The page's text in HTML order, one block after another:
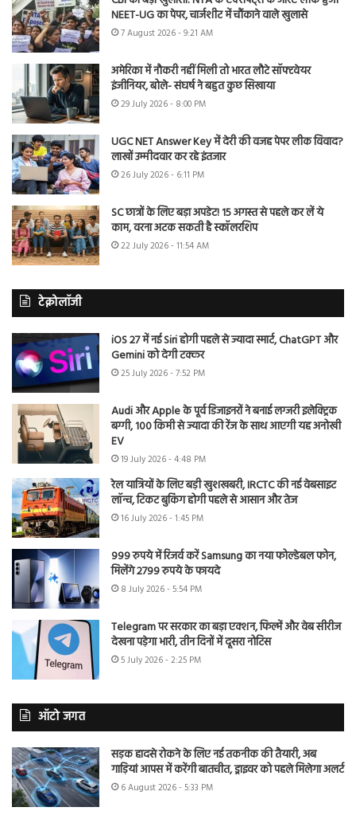
NEET-UG का पेपर, चार्जशीट में चौंकाने वाले खुलासे
7 August 2026 - 9:21 AM
अमेरिका में नौकरी नहीं मिली तो भारत लौटे सॉफ्टवेयर
इंजीनियर, बोले- संघर्ष ने बहुत कुछ सिखाया
29 July 2026 - 8:00 PM
UGC NET Answer Key में देरी की वजह पेपर लीक विवाद?
लाखों उम्मीदवार कर रहे इंतजार
26 July 2026 - 6:11 PM
SC छात्रों के लिए बड़ा अपडेट! 15 अगस्त से पहले कर लें ये
काम, वरना अटक सकती है स्कॉलरशिप
22 July 2026 - 11:54 AM
टेक्नोलॉजी
iOS 27 में नई Siri होगी पहले से ज्यादा स्मार्ट, ChatGPT और
Gemini को देगी टक्कर
25 July 2026 - 7:52 PM
Audi और Apple के पूर्व डिजाइनरों ने बनाई लग्जरी इलेक्ट्रिक
बग्गी, 100 किमी से ज्यादा की रेंज के साथ आएगी यह अनोखी
EV
19 July 2026 - 4:48 PM
रेल यात्रियों के लिए बड़ी खुशखबरी, IRCTC की नई वेबसाइट
लॉन्च, टिकट बुकिंग होगी पहले से आसान और तेज
16 July 2026 - 1:45 PM
999 रुपये में रिजर्व करें Samsung का नया फोल्डेबल फोन,
मिलेंगे 2799 रुपये के फायदे
8 July 2026 - 5:54 PM
Telegram पर सरकार का बड़ा एक्शन, फिल्में और वेब सीरीज
देखना पड़ेगा भारी, तीन दिनों में दूसरा नोटिस
5 July 2026 - 2:25 PM
ऑटो जगत
सड़क हादसे रोकने के लिए नई तकनीक की तैयारी, अब
गाड़ियां आपस में करेंगी बातचीत, ड्राइवर को पहले मिलेगा अलर्ट
6 August 2026 - 5:33 PM